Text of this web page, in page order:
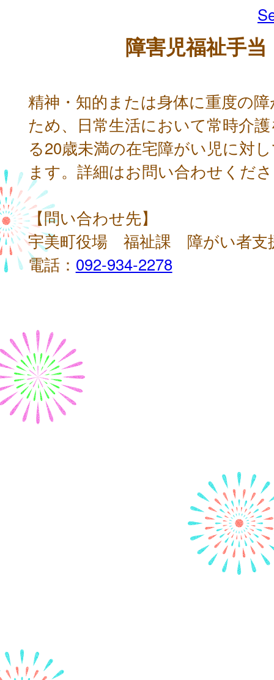
障害児福祉手当
精神・知的または身体に重度の
ため、日常生活において常時介
る20歳未満の在宅障がい児に対
ます。詳細はお問い合わせくだ
【問い合わせ先】
宇美町役場 福祉課 障がい者支
電話： 092-934-2278